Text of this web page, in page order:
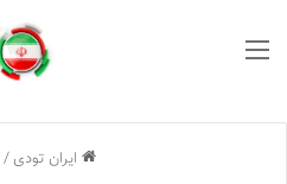
ایران تودی /